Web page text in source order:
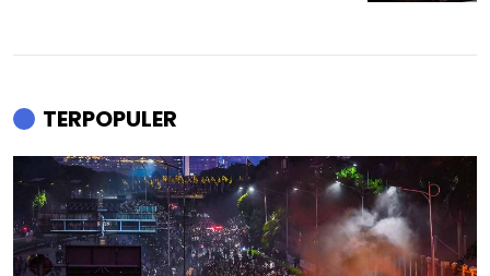
TERPOPULER